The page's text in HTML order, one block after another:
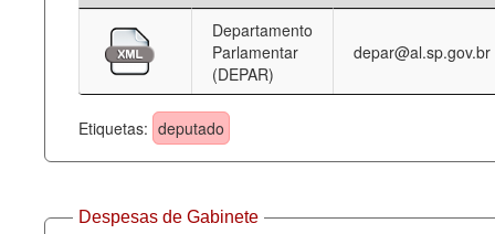
Deputados Estaduais
Administração
Legislação
Agenda
Perguntas frequentes
Departamento
Parlamentar
(DEPAR)
depar@al.sp.gov.br
Etiquetas: deputado
Despesas de Gabinete